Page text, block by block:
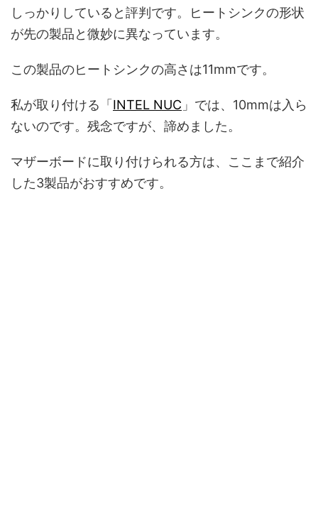
しっかりしていると評判です。ヒートシンクの形状
が先の製品と微妙に異なっています。
この製品のヒートシンクの高さは11mmです。
私が取り付ける「INTEL NUC 」では、10mmは入ら
ないのです。残念ですが、諦めました。
マザーボードに取り付けられる方は、ここまで紹介
した3製品がおすすめです。